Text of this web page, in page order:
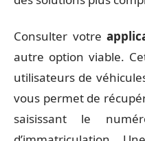
Consulter votre
autre option viable.
utilisateurs de
vous permet de
saisissant le